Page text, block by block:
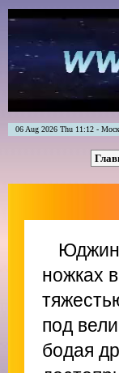
06 Aug 2026 Thu 11:12 -
Юджин
ножках
под
бодая